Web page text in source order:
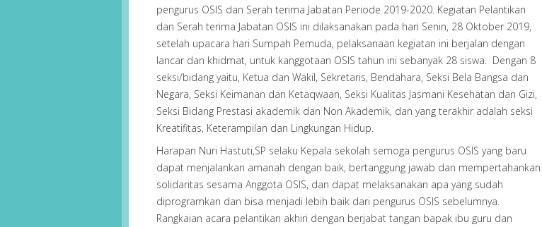
pengurus OSIS dan Serah terima Jabatan Periode 2019-2020. Kegiatan Pelantikan
dan Serah terima Jabatan OSIS ini dilaksanakan pada hari Senin, 28 Oktober 2019,
setelah upacara hari Sumpah Pemuda, pelaksanaan kegiatan ini berjalan dengan
lancar dan khidmat, untuk kanggotaan OSIS tahun ini sebanyak 28 siswa. Dengan 8
seksi/bidang yaitu, Ketua dan Wakil, Sekretaris, Bendahara, Seksi Bela Bangsa dan
Negara, Seksi Keimanan dan Ketaqwaan, Seksi Kualitas Jasmani Kesehatan dan Gizi,
Seksi Bidang Prestasi akademik dan Non Akademik, dan yang terakhir adalah seksi
Kreatifitas, Keterampilan dan Lingkungan Hidup.
Harapan Nuri Hastuti,SP selaku Kepala sekolah semoga pengurus OSIS yang baru
dapat menjalankan amanah dengan baik, bertanggung jawab dan mempertahankan
solidaritas sesama Anggota OSIS, dan dapat melaksanakan apa yang sudah
diprogramkan dan bisa menjadi lebih baik dari pengurus OSIS sebelumnya.
Rangkaian acara pelantikan akhiri dengan berjabat tangan bapak ibu guru dan